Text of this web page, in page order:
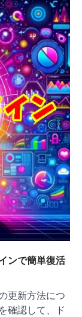
ンで簡単復活
更新方法につ
確認して、ド